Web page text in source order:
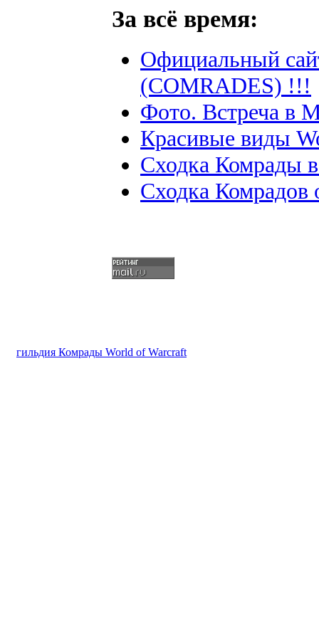
За всё время:
Официальный
(COMRADES) !!!
Фото. Встреча в
Красивые виды
Сходка Комрады
Сходка Комрадов
гильдия Комрады World of Warcraft